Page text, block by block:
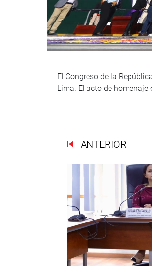
El Congreso de la
Lima. El acto de homenaje
ANTERIOR